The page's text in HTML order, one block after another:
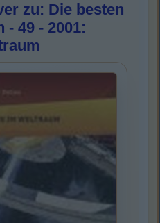
zu: Die besten
- 49 - 2001: